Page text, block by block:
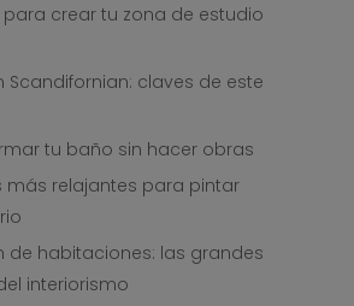
crear tu zona de estudio
Scandifornian: claves de este
tu baño sin hacer obras
más relajantes para pintar
de habitaciones: las grandes
interiorismo